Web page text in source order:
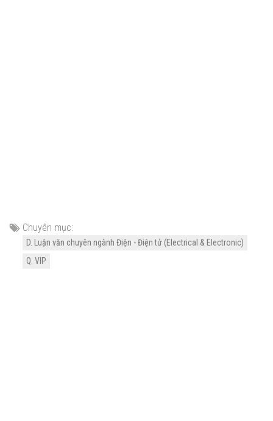
Chuyên mục:
D. Luận văn chuyên ngành Điện - Điện tử (Electrical & Electronic)
Q. VIP